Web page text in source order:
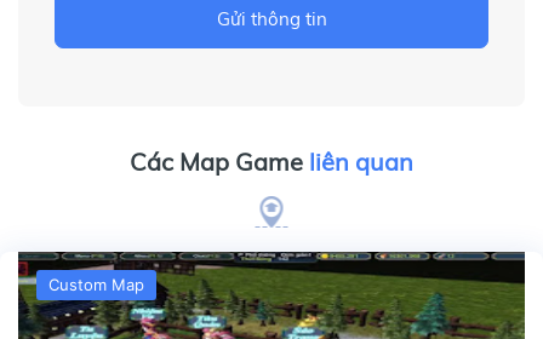
Gửi thông tin
Các Map Game liên quan
Custom Map